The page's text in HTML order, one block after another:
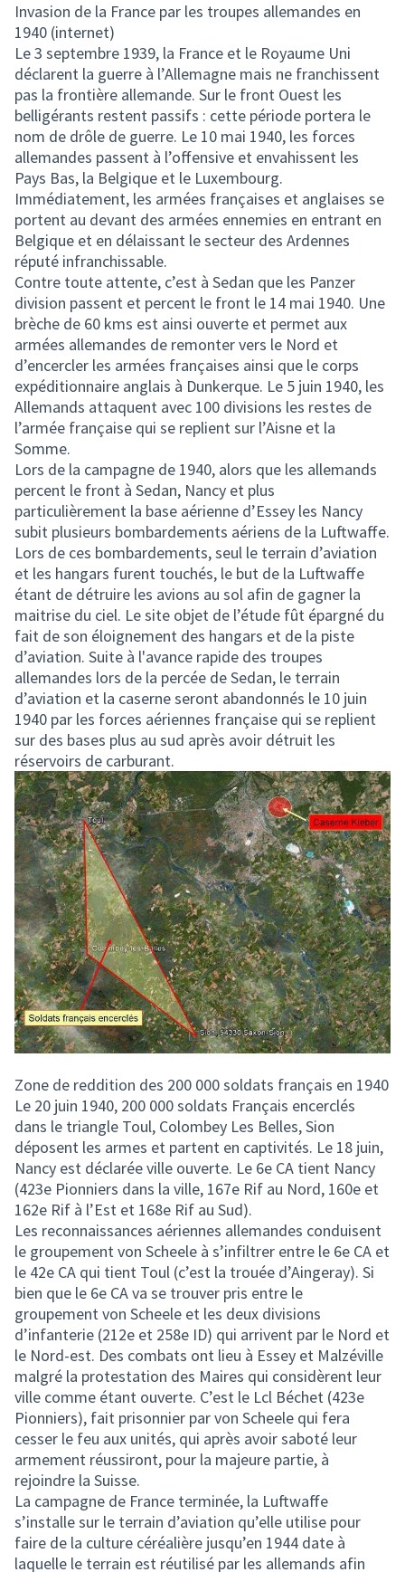
Invasion de la France par les troupes allemandes en
1940 (internet)
Le 3 septembre 1939, la France et le Royaume Uni
déclarent la guerre à l’Allemagne mais ne franchissent
pas la frontière allemande. Sur le front Ouest les
belligérants restent passifs : cette période portera le
nom de drôle de guerre. Le 10 mai 1940, les forces
allemandes passent à l’offensive et envahissent les
Pays Bas, la Belgique et le Luxembourg.
Immédiatement, les armées françaises et anglaises se
portent au devant des armées ennemies en entrant en
Belgique et en délaissant le secteur des Ardennes
réputé infranchissable.
Contre toute attente, c’est à Sedan que les Panzer
division passent et percent le front le 14 mai 1940. Une
brèche de 60 kms est ainsi ouverte et permet aux
armées allemandes de remonter vers le Nord et
d’encercler les armées françaises ainsi que le corps
expéditionnaire anglais à Dunkerque. Le 5 juin 1940, les
Allemands attaquent avec 100 divisions les restes de
l’armée française qui se replient sur l’Aisne et la
Somme.
Lors de la campagne de 1940, alors que les allemands
percent le front à Sedan, Nancy et plus
particulièrement la base aérienne d’Essey les Nancy
subit plusieurs bombardements aériens de la Luftwaffe.
Lors de ces bombardements, seul le terrain d’aviation
et les hangars furent touchés, le but de la Luftwaffe
étant de détruire les avions au sol afin de gagner la
maitrise du ciel. Le site objet de l’étude fût épargné du
fait de son éloignement des hangars et de la piste
d’aviation. Suite à l'avance rapide des troupes
allemandes lors de la percée de Sedan, le terrain
d’aviation et la caserne seront abandonnés le 10 juin
1940 par les forces aériennes française qui se replient
sur des bases plus au sud après avoir détruit les
réservoirs de carburant.
Zone de reddition des 200 000 soldats français en 1940
Le 20 juin 1940, 200 000 soldats Français encerclés
dans le triangle Toul, Colombey Les Belles, Sion
déposent les armes et partent en captivités. Le 18 juin,
Nancy est déclarée ville ouverte. Le 6e CA tient Nancy
(423e Pionniers dans la ville, 167e Rif au Nord, 160e et
162e Rif à l’Est et 168e Rif au Sud).
Les reconnaissances aériennes allemandes conduisent
le groupement von Scheele à s’infiltrer entre le 6e CA et
le 42e CA qui tient Toul (c’est la trouée d’Aingeray). Si
bien que le 6e CA va se trouver pris entre le
groupement von Scheele et les deux divisions
d’infanterie (212e et 258e ID) qui arrivent par le Nord et
le Nord-est. Des combats ont lieu à Essey et Malzéville
malgré la protestation des Maires qui considèrent leur
ville comme étant ouverte. C’est le Lcl Béchet (423e
Pionniers), fait prisonnier par von Scheele qui fera
cesser le feu aux unités, qui après avoir saboté leur
armement réussiront, pour la majeure partie, à
rejoindre la Suisse.
La campagne de France terminée, la Luftwaffe
s’installe sur le terrain d’aviation qu’elle utilise pour
faire de la culture céréalière jusqu’en 1944 date à
laquelle le terrain est réutilisé par les allemands afin